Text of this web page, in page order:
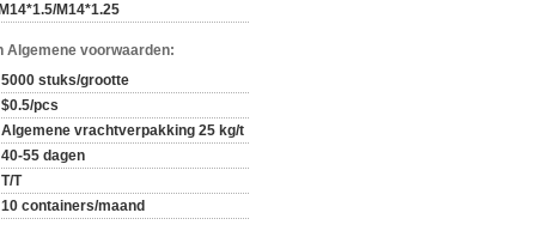
M14*1.25
Algemene voorwaarden:
5000 stuks/grootte
$0.5/pcs
Algemene vrachtverpakking 25 kg/t
40-55 dagen
T/T
10 containers/maand